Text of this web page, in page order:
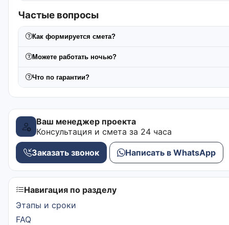
Частые вопросы
Как формируется смета?
Можете работать ночью?
Что по гарантии?
Ваш менеджер проекта
Консультация и смета за 24 часа
Заказать звонок Написать в WhatsApp
Навигация по разделу
Этапы и сроки
FAQ